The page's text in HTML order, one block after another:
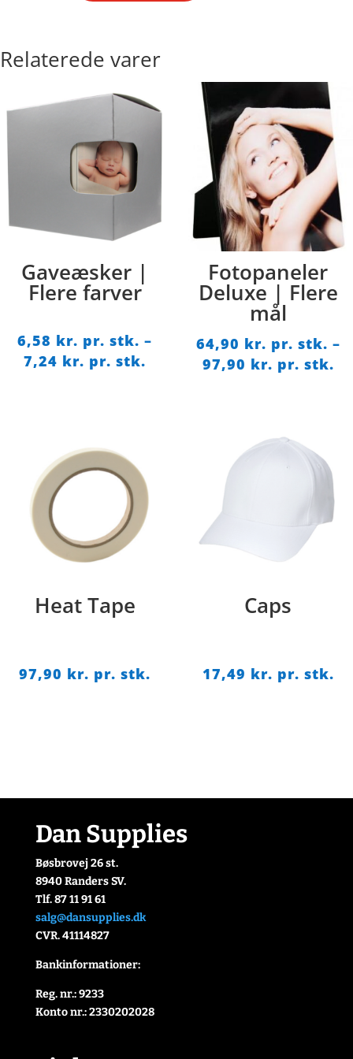
t-
Relaterede varer
Gaveæsker |
Flere farver
6,58 kr. pr. stk. –
7,24 kr. pr. stk. Prisinterval:
pr.
stk.
Fotopaneler
Deluxe | Flere
mål
64,90 kr. pr. stk. –
97,90 kr. pr. stk.
Heat Tape
97,90 kr. pr. stk.
Caps
17,49 kr. pr. stk.
Dan Supplies
Bøsbrovej 26 st.
8940 Randers SV.
Tlf. 87 11 91 61
salg@dansupplies.dk
CVR. 41114827
Bankinformationer:
Reg. nr.: 9233
Konto nr.: 2330202028